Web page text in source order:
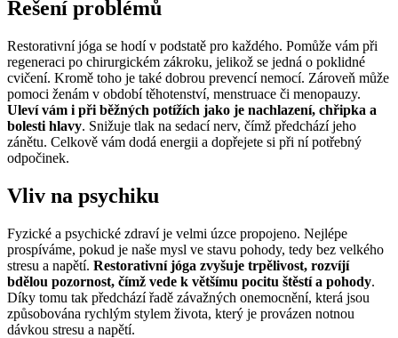
Řešení problémů
Restorativní jóga se hodí v podstatě pro každého. Pomůže vám při
regeneraci po chirurgickém zákroku, jelikož se jedná o poklidné
cvičení. Kromě toho je také dobrou prevencí nemocí. Zároveň může
pomoci ženám v období těhotenství, menstruace či menopauzy.
Uleví vám i při běžných potížích jako je nachlazení, chřipka a
bolesti hlavy. Snižuje tlak na sedací nerv, čímž předchází jeho
zánětu. Celkově vám dodá energii a dopřejete si při ní potřebný
odpočinek.
Vliv na psychiku
Fyzické a psychické zdraví je velmi úzce propojeno. Nejlépe
prospíváme, pokud je naše mysl ve stavu pohody, tedy bez velkého
stresu a napětí. Restorativní jóga zvyšuje trpělivost, rozvíjí
bdělou pozornost, čímž vede k většímu pocitu štěstí a pohody.
Díky tomu tak předchází řadě závažných onemocnění, která jsou
způsobována rychlým stylem života, který je provázen notnou
dávkou stresu a napětí.